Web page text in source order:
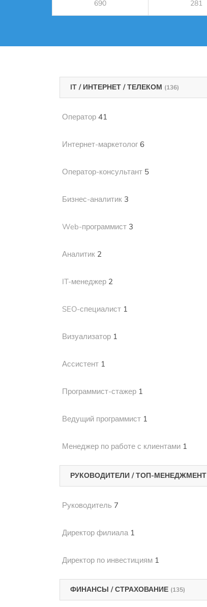
690 281
IT / ИНТЕРНЕТ / ТЕЛЕКОМ (136)
Оператор 41
Интернет-маркетолог 6
Оператор-консультант 5
Бизнес-аналитик 3
Web-программист 3
Аналитик 2
IT-менеджер 2
SEO-специалист 1
Визуализатор 1
Ассистент 1
Программист-стажер 1
Ведущий программист 1
Менеджер по работе с клиентами 1
РУКОВОДИТЕЛИ / ТОП-МЕНЕДЖМЕНТ
Руководитель 7
Директор филиала 1
Директор по инвестициям 1
ФИНАНСЫ / СТРАХОВАНИЕ (135)